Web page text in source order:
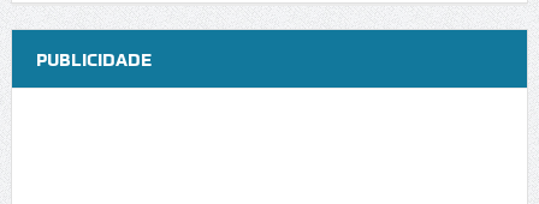
PUBLICIDADE